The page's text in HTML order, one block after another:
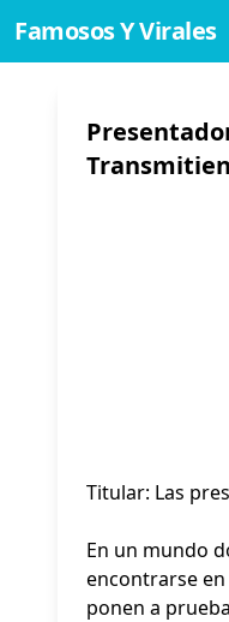
Famosos Y Virales
Titular: Las
En un mundo
encontrarse
ponen a